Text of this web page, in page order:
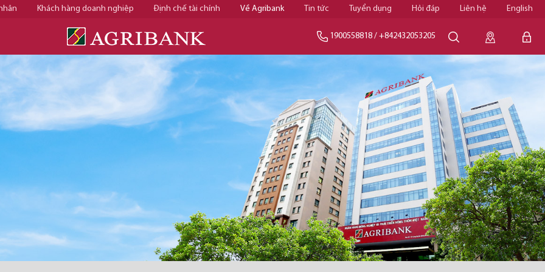
Khách hàng doanh nghiệp Định chế tài chính Về Agribank Tin tức Tuyển dụng Hỏi đáp Liên hệ English
1900558818 / +842432053205